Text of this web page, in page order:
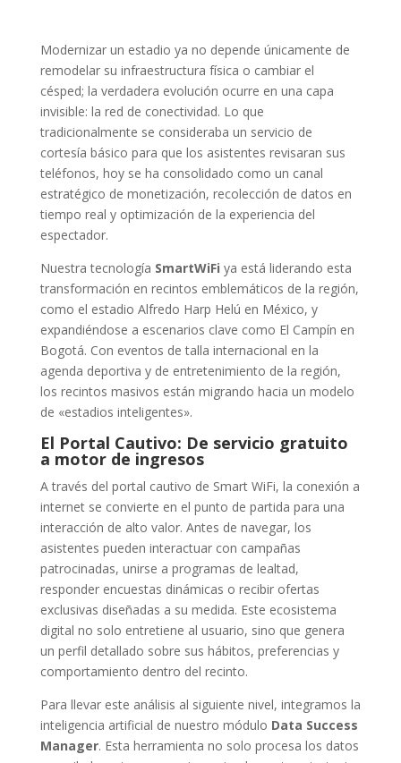
Modernizar un estadio ya no depende únicamente de
remodelar su infraestructura física o cambiar el
césped; la verdadera evolución ocurre en una capa
invisible: la red de conectividad. Lo que
tradicionalmente se consideraba un servicio de
cortesía básico para que los asistentes revisaran sus
teléfonos, hoy se ha consolidado como un canal
estratégico de monetización, recolección de datos en
tiempo real y optimización de la experiencia del
espectador.
Nuestra tecnología SmartWiFi ya está liderando esta
transformación en recintos emblemáticos de la región,
como el estadio Alfredo Harp Helú en México, y
expandiéndose a escenarios clave como El Campín en
Bogotá. Con eventos de talla internacional en la
agenda deportiva y de entretenimiento de la región,
los recintos masivos están migrando hacia un modelo
de «estadios inteligentes».
El Portal Cautivo: De servicio gratuito
a motor de ingresos
A través del portal cautivo de Smart WiFi, la conexión a
internet se convierte en el punto de partida para una
interacción de alto valor. Antes de navegar, los
asistentes pueden interactuar con campañas
patrocinadas, unirse a programas de lealtad,
responder encuestas dinámicas o recibir ofertas
exclusivas diseñadas a su medida. Este ecosistema
digital no solo entretiene al usuario, sino que genera
un perfil detallado sobre sus hábitos, preferencias y
comportamiento dentro del recinto.
Para llevar este análisis al siguiente nivel, integramos la
inteligencia artificial de nuestro módulo Data Success
Manager. Esta herramienta no solo procesa los datos